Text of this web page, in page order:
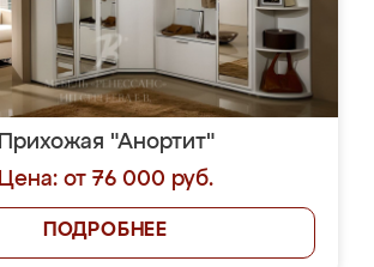
Прихожая "Анортит"
Цена: от 76 000 руб.
ПОДРОБНЕЕ